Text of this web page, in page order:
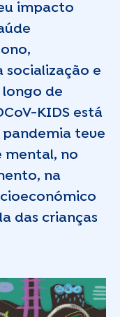
impacto
socialização e
longo de
KIDS está
pandemia teve
mental, no
na
das crianças